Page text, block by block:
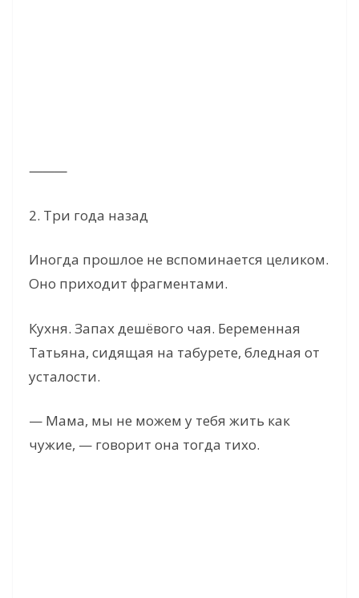
⸻
2. Три года назад
Иногда прошлое не вспоминается целиком.
Оно приходит фрагментами.
Кухня. Запах дешёвого чая. Беременная
Татьяна, сидящая на табурете, бледная от
усталости.
— Мама, мы не можем у тебя жить как
чужие, — говорит она тогда тихо.